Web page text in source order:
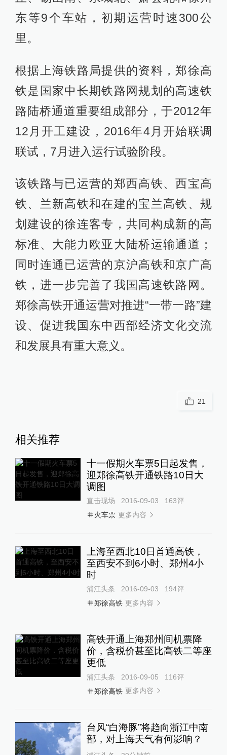
东等9个车站，初期运营时速300公
里。
根据上海铁路局提供的资料，郑徐高
铁是国家中长期铁路网规划的高速铁
路陆桥通道重要组成部分，于2012年
12月开工建设，2016年4月开始联调
联试，7月进入运行试验阶段。
该铁路与已运营的郑西高铁、西宝高
铁、兰新高铁和在建的宝兰高铁、规
划建设的徐连客专，共同构成新的高
标准、大能力欧亚大陆桥运输通道；
同时连通已运营的京沪高铁和京广高
铁，进一步完善了我国高速铁路网。
郑徐高铁开通运营对推进“一带一路”建
设、促进我国东中西部经济文化交流
和发展具有重大意义。
21
相关推荐
十一假期火车票5日起发售，
迎郑徐高铁开通铁路10日大
调图
直击现场 2016-09-03 163评
火车票 更多内容
上海至西北10日首通高铁，
至西安不到6小时、郑州4小
时
浦江头条 2016-09-03 194评
郑徐高铁 更多内容
高铁开通上海郑州间机票降
价，含税价甚至比高铁二等座
更低
浦江头条 2016-09-05 116评
郑徐高铁 更多内容
台风“白海豚”将趋向浙江中南
部，对上海天气有何影响？